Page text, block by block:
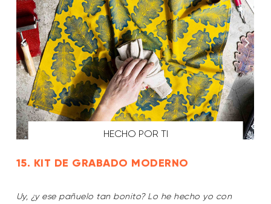
HECHO POR TI
15. KIT DE GRABADO MODERNO
Uy, ¿y ese pañuelo tan bonito? Lo he hecho yo con